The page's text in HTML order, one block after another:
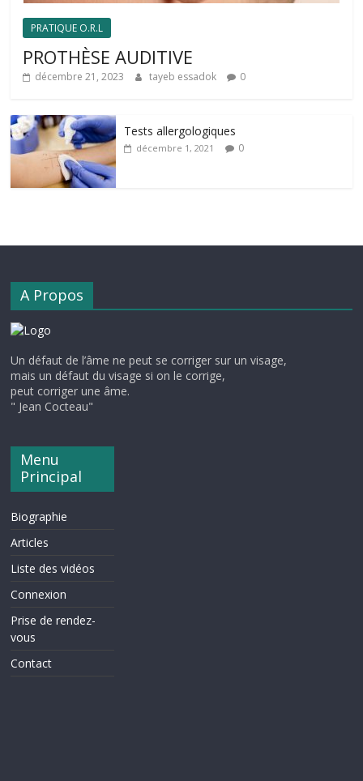
PRATIQUE O.R.L
PROTHÈSE AUDITIVE
décembre 21, 2023 tayeb essadok 0
Tests allergologiques
décembre 1, 2021 0
A Propos
Un défaut de l’âme ne peut se corriger sur un visage,
mais un défaut du visage si on le corrige,
peut corriger une âme.
" Jean Cocteau"
Menu
Principal
Biographie
Articles
Liste des vidéos
Connexion
Prise de rendez-
vous
Contact